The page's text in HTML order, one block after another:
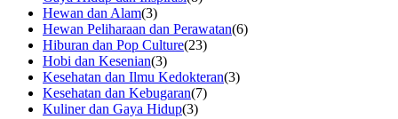
Hewan dan Alam(3)
Hewan Peliharaan dan Perawatan(6)
Hiburan dan Pop Culture(23)
Hobi dan Kesenian(3)
Kesehatan dan Ilmu Kedokteran(3)
Kesehatan dan Kebugaran(7)
Kuliner dan Gaya Hidup(3)